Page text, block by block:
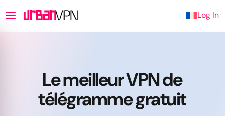
Log In
Le meilleur VPN de
télégramme gratuit